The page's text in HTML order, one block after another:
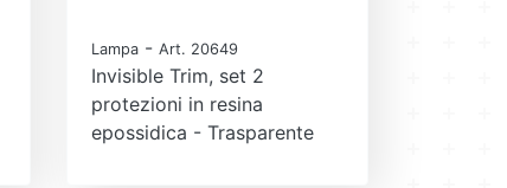
Lampa - Art. 20649
Invisible Trim, set 2
protezioni in resina
epossidica - Trasparente